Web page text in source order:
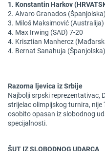
1. Konstantin Harkov
2. Alvaro Granados
3. Miloš Maksimović (Australija)
4. Max Irwing (SAD) 7-20
4. Krisztian Manhercz
4. Bernat Sanahuja
Razorna ljevica iz Srbije
Najbolji srpski reprezentativac,
strijelac olimpijskog turnira, nije
osobito opasan iz slobodnog
specijalnosti.
ŠUT IZ SLOBODNOG UDARCA